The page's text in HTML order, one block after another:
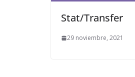
Stat/Transfer
29 noviembre, 2021